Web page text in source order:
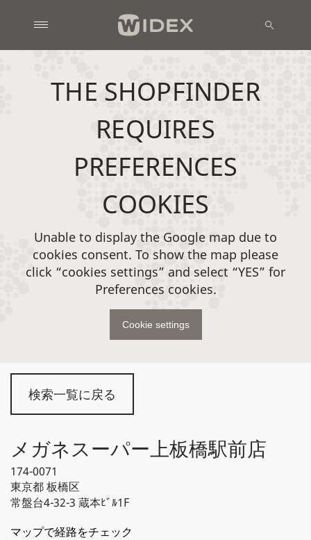
検索一覧に戻る
メガネスーパー上板橋駅前店
174-0071
東京都板橋区
常盤台4-32-3 蔵本ﾋﾞﾙ1F
マップで経路をチェック
THE SHOPFINDER
REQUIRES
PREFERENCES
COOKIES
Unable to display the Google map due to
cookies consent. To show the map please
click “cookies settings” and select “YES” for
Preferences cookies.
Cookie settings